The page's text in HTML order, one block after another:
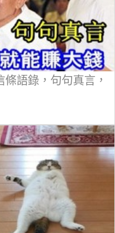
語錄，句句真言，